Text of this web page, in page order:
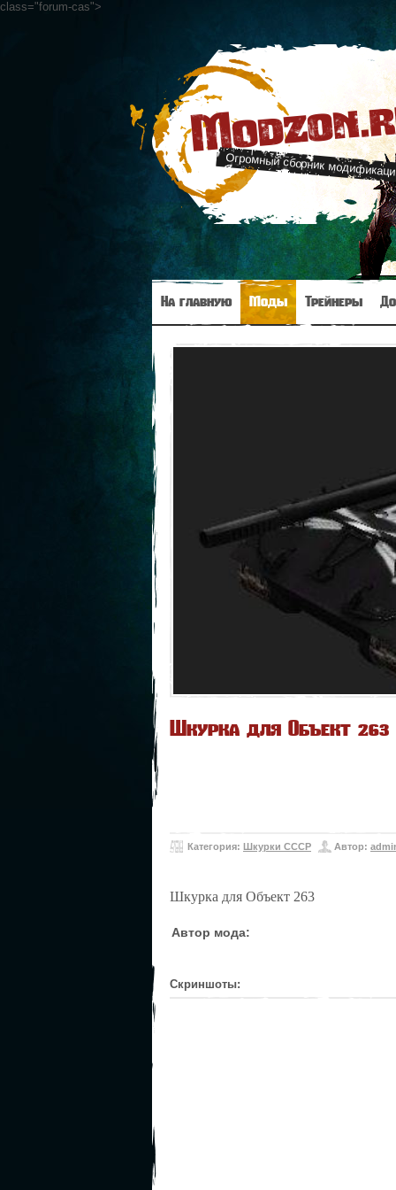
class="forum-cas">
Огромный сборник
На главную Моды Трейнеры
Шкурка для Объект
Категория: Шкурки СССР Автор:
Шкурка для Объект 263
Автор мода:
Скриншоты: